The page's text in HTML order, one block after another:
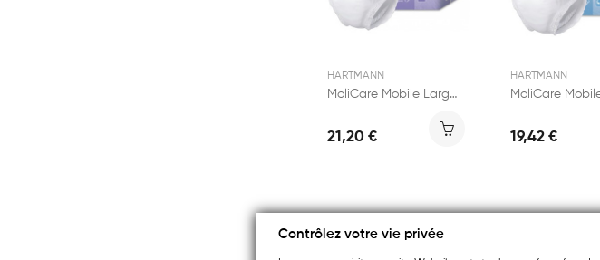
HARTMANN
MoliCare Mobile Large 14 culottes
21,20 €
HARTMANN
19,42 €
Contrôlez votre vie privée